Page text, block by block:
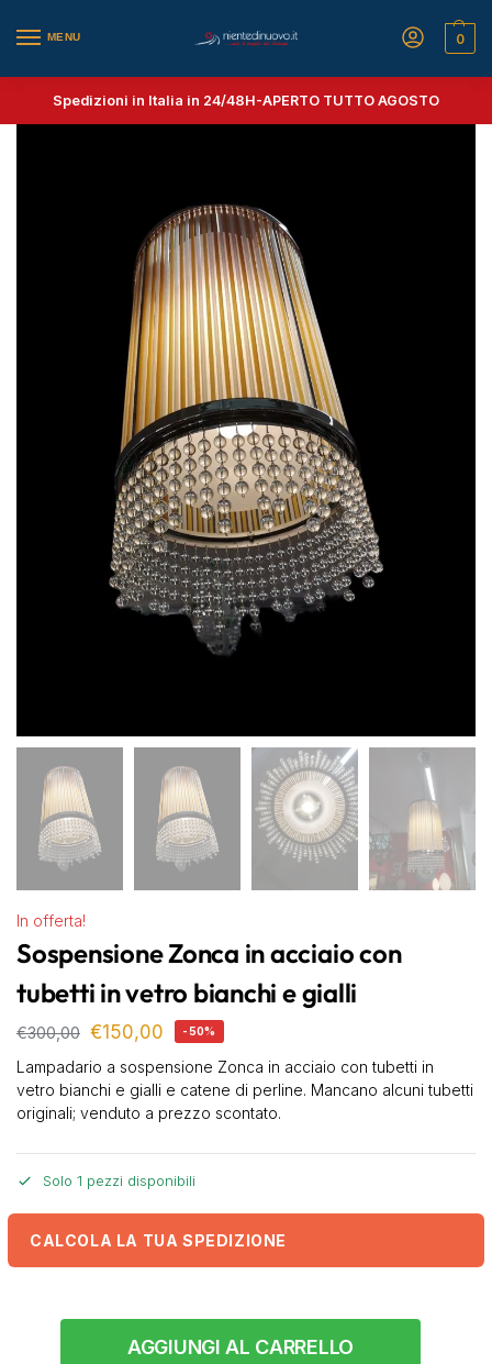
MENU 0
Spedizioni in Italia in 24/48H-APERTO TUTTO AGOSTO
In offerta!
Sospensione Zonca in acciaio con
tubetti in vetro bianchi e gialli
€300,00 €150,00 -50%
Lampadario a sospensione Zonca in acciaio con tubetti in
vetro bianchi e gialli e catene di perline. Mancano alcuni tubetti
originali; venduto a prezzo scontato.
Solo 1 pezzi disponibili
CALCOLA LA TUA SPEDIZIONE
AGGIUNGI AL CARRELLO